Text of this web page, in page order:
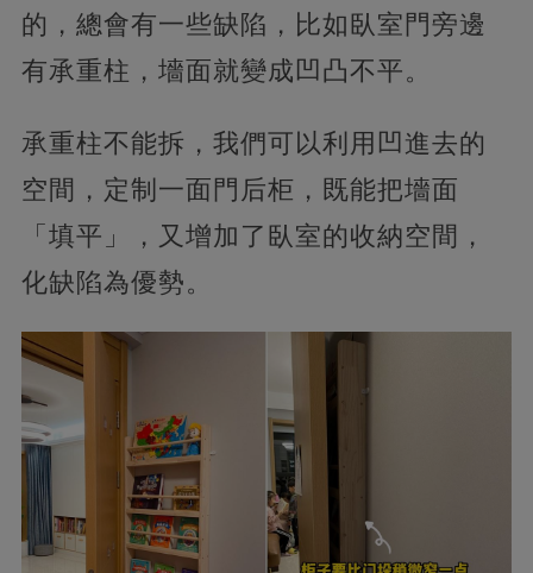
的，總會有一些缺陷，比如臥室門旁邊
有承重柱，墻面就變成凹凸不平。
承重柱不能拆，我們可以利用凹進去的
空間，定制一面門后柜，既能把墻面
「填平」，又增加了臥室的收納空間，
化缺陷為優勢。